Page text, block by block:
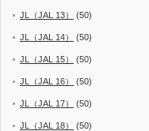
JL（JAL 13） (50)
JL（JAL 14） (50)
JL（JAL 15） (50)
JL（JAL 16） (50)
JL（JAL 17） (50)
JL（JAL 18） (50)